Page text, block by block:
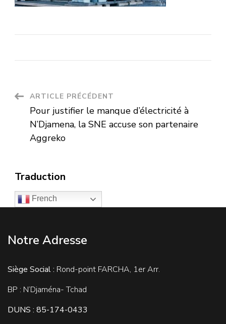
ARTICLE PRÉCÉDENT
Pour justifier le manque d’électricité à
N’Djamena, la SNE accuse son partenaire
Aggreko
Traduction
French
Notre Adresse
Siège Social : Rond-point FARCHA, 1er Arr.
BP : N’Djaména- Tchad
DUNS : 85-174-0433